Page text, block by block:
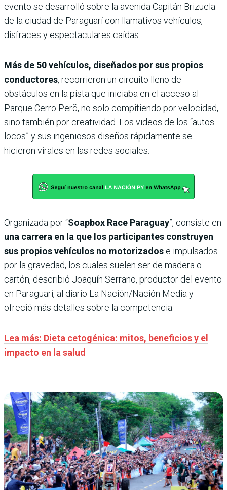
evento se desarrolló sobre la avenida Capitán Brizuela
de la ciudad de Paraguarí con llamativos vehículos,
disfraces y espectaculares caídas.
Más de 50 vehículos, diseñados por sus propios
conductores, recorrieron un circuito lleno de
obstáculos en la pista que iniciaba en el acceso al
Parque Cerro Perõ, no solo compitiendo por velocidad,
sino también por creatividad. Los videos de los “autos
locos” y sus ingeniosos diseños rápidamente se
hicieron virales en las redes sociales.
Organizada por “Soapbox Race Paraguay”, consiste en
una carrera en la que los participantes construyen
sus propios vehículos no motorizados e impulsados
por la gravedad, los cuales suelen ser de madera o
cartón, describió Joaquín Serrano, productor del evento
en Paraguarí, al diario La Nación/Nación Media y
ofreció más detalles sobre la competencia.
Lea más: Dieta cetogénica: mitos, beneficios y el
impacto en la salud